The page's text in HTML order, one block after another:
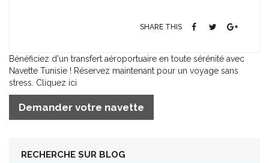
SHARE THIS
Bénéficiez d'un transfert aéroportuaire en toute sérénité avec
Navette Tunisie ! Réservez maintenant pour un voyage sans
stress. Cliquez ici
Demander votre navette
RECHERCHE SUR BLOG